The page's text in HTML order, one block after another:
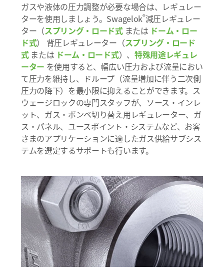
ガスや液体の圧力調整が必要な場合は、レギュレー
ターを使用しましょう。Swagelok®減圧レギュレー
ター（スプリング・ロード式または ドーム・ロー
ド式） 背圧レギュレーター（スプリング・ロード
式または ドーム・ロード式）、 特殊用途レギュレ
ーター を使用すると、幅広い圧力および流量におい
て圧力を維持し、ドループ（流量増加に伴う二次側
圧力の降下）を最小限に抑えることができます。ス
ウェージロックの専門スタッフが、ソース・インレ
ット、ガス・ボンベ切り替え用レギュレーター、ガ
ス・パネル、ユースポイント・システムなど、お客
さまのアプリケーションに適したガス供給サブシス
テムを選定するサポートも行います。